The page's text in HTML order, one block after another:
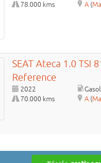
78.000 kms
A(
SEAT Ateca 1.0 TSI
Reference
2022
70.000 kms
A(